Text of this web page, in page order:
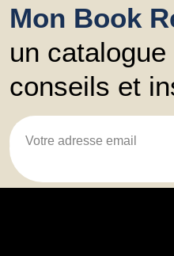
Mon Book
un catalogue
conseils et